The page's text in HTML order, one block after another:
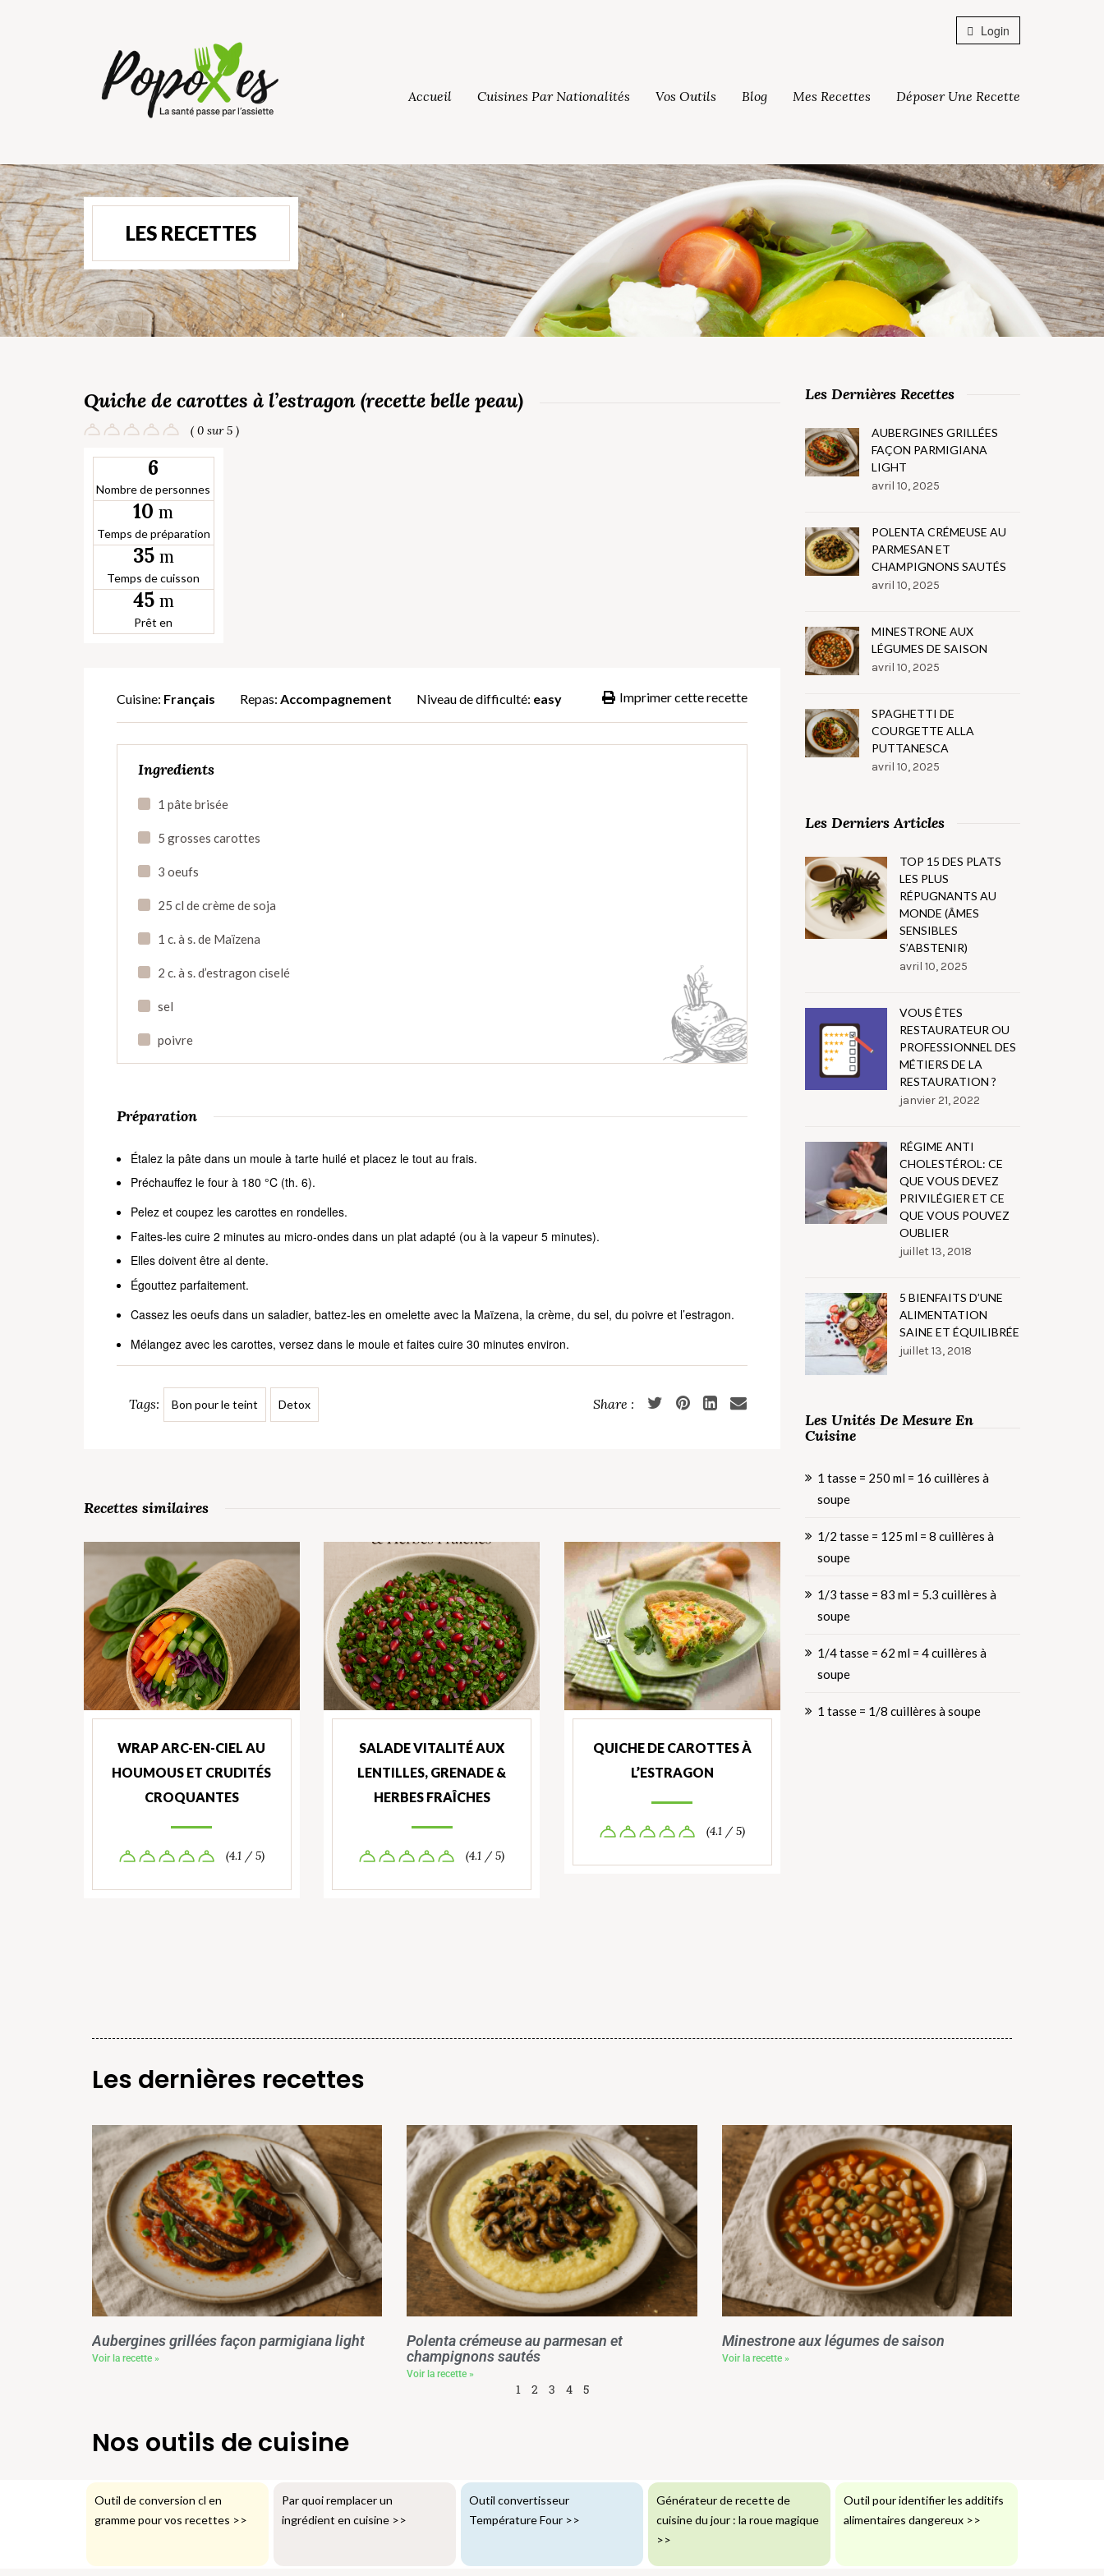
Login
Accueil Cuisines Par Nationalités Vos Outils Blog Mes Recettes Déposer Une Recette
LES RECETTES
Quiche de carottes à l’estragon (recette belle peau)
( 0 sur 5 )
6
Nombre de personnes
10m
Temps de préparation
35 m
Temps de cuisson
45 m
Prêt en
Imprimer cette recette
Cuisine: Français Repas: Accompagnement Niveau de difficulté: easy
Ingredients
1 pâte brisée
5 grosses carottes
3 oeufs
25 cl de crème de soja
1 c. à s. de Maïzena
2 c. à s. d’estragon ciselé
sel
poivre
Préparation
Étalez la pâte dans un moule à tarte huilé et placez le tout au frais.
Préchauffez le four à 180 °C (th. 6).
Pelez et coupez les carottes en rondelles.
Faites-les cuire 2 minutes au micro-ondes dans un plat adapté (ou à la vapeur 5 minutes).
Elles doivent être al dente.
Égouttez parfaitement.
Cassez les oeufs dans un saladier, battez-les en omelette avec la Maïzena, la crème, du sel, du poivre et l’estragon.
Mélangez avec les carottes, versez dans le moule et faites cuire 30 minutes environ.
Tags: Bon pour le teint Detox
Recettes similaires
WRAP ARC-EN-CIEL AU
HOUMOUS ET CRUDITÉS
CROQUANTES
(4.1 / 5)
SALADE VITALITÉ AUX
LENTILLES, GRENADE &
HERBES FRAÎCHES
(4.1 / 5)
QUICHE DE CAROTTES À
L’ESTRAGON
(4.1 / 5)
Les Dernières Recettes
AUBERGINES GRILLÉES
FAÇON PARMIGIANA
LIGHT
avril 10, 2025
POLENTA CRÉMEUSE AU
PARMESAN ET
CHAMPIGNONS SAUTÉS
avril 10, 2025
MINESTRONE AUX
LÉGUMES DE SAISON
avril 10, 2025
SPAGHETTI DE
COURGETTE ALLA
PUTTANESCA
avril 10, 2025
Les Derniers Articles
TOP 15 DES PLATS
LES PLUS
RÉPUGNANTS AU
MONDE (ÂMES
SENSIBLES
S’ABSTENIR)
avril 10, 2025
VOUS ÊTES
RESTAURATEUR OU
PROFESSIONNEL DES
MÉTIERS DE LA
RESTAURATION ?
janvier 21, 2022
RÉGIME ANTI
CHOLESTÉROL: CE
QUE VOUS DEVEZ
PRIVILÉGIER ET CE
QUE VOUS POUVEZ
OUBLIER
juillet 13, 2018
5 BIENFAITS D’UNE
ALIMENTATION
SAINE ET ÉQUILIBRÉE
juillet 13, 2018
Les Unités De Mesure En
Cuisine
1 tasse = 250 ml = 16 cuillères à
soupe
1/2 tasse = 125 ml = 8 cuillères à
soupe
1/3 tasse = 83 ml = 5.3 cuillères à
soupe
1/4 tasse = 62 ml = 4 cuillères à
soupe
1 tasse = 1/8 cuillères à soupe
Les dernières recettes
Aubergines grillées façon parmigiana light
Voir la recette »
Polenta crémeuse au parmesan et
champignons sautés
Voir la recette »
Minestrone aux légumes de saison
Voir la recette »
1 2 3 4 5
Nos outils de cuisine
Outil de conversion cl en
gramme pour vos recettes >>
Par quoi remplacer un
ingrédient en cuisine >>
Outil convertisseur
Température Four >>
Générateur de recette de
cuisine du jour : la roue magique
>>
Outil pour identifier les additifs
alimentaires dangereux >>